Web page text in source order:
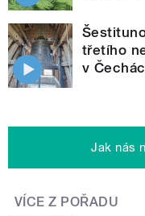
třetího
v
Jak nás
VÍCE Z POŘADU